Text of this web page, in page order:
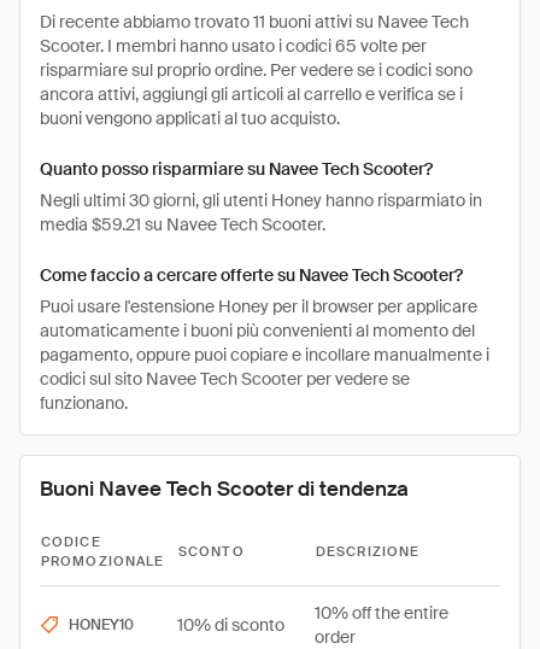
Di recente abbiamo trovato 11 buoni attivi su Navee Tech
Scooter. I membri hanno usato i codici 65 volte per
risparmiare sul proprio ordine. Per vedere se i codici sono
ancora attivi, aggiungi gli articoli al carrello e verifica se i
buoni vengono applicati al tuo acquisto.
Quanto posso risparmiare su Navee Tech Scooter?
Negli ultimi 30 giorni, gli utenti Honey hanno risparmiato in
media $59.21 su Navee Tech Scooter.
Come faccio a cercare offerte su Navee Tech Scooter?
Puoi usare l'estensione Honey per il browser per applicare
automaticamente i buoni più convenienti al momento del
pagamento, oppure puoi copiare e incollare manualmente i
codici sul sito Navee Tech Scooter per vedere se
funzionano.
Buoni Navee Tech Scooter di tendenza
CODICE
PROMOZIONALE
SCONTO DESCRIZIONE
HONEY10 10% di sconto
10% off the entire
order